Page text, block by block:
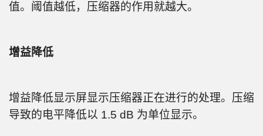
值。阈值越低，压缩器的作用就越大。
增益降低
增益降低显示屏显示压缩器正在进行的处理。压缩
导致的电平降低以 1.5 dB 为单位显示。